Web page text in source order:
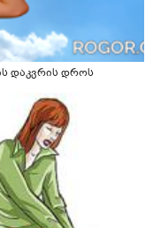
დაკვრის დროს